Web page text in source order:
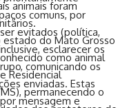
comuns, por
evitados (política,
esclarecer os
comunicando os
enviadas. Estas
mensagem e
animais foram
do Mato Grosso
como animal
Residencial
permanecendo o